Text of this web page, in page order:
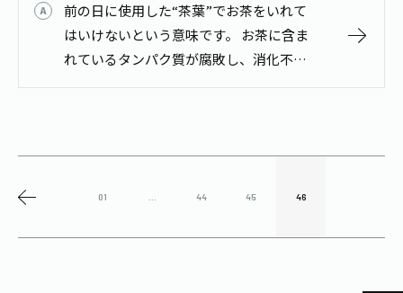
前の日に使用した“茶葉”でお茶をいれて
はいけないという意味です。 お茶に含ま
れているタンパク質が腐敗し、消化不良
や下痢の原因になる可能性があるため、
01 44 45 46